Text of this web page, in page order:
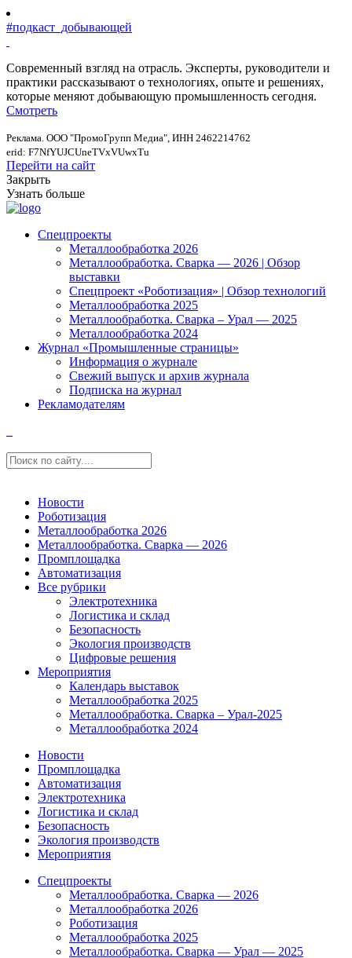
#подкаст_добывающей
Современный взгляд на отрасль. Эксперты, руководители и
практики рассказывают о технологиях, опыте и решениях,
которые меняют добывающую промышленность сегодня.
Смотреть
Реклама. ООО "ПромоГрупп Медиа", ИНН 2462214762
erid: F7NfYUJCUneTVxVUwxTu
Перейти на сайт
Закрыть
Узнать больше
Спецпроекты
Металлообработка 2026
Металлообработка. Сварка — 2026 | Обзор
выставки
Спецпроект «Роботизация» | Обзор технологий
Металлообработка 2025
Металлообработка. Сварка – Урал — 2025
Металлообработка 2024
Журнал «Промышленные страницы»
Информация о журнале
Свежий выпуск и архив журнала
Подписка на журнал
Рекламодателям
Новости
Роботизация
Металлообработка 2026
Металлообработка. Сварка — 2026
Промплощадка
Автоматизация
Все рубрики
Электротехника
Логистика и склад
Безопасность
Экология производств
Цифровые решения
Мероприятия
Календарь выставок
Металлообработка 2025
Металлообработка. Сварка – Урал-2025
Металлообработка 2024
Новости
Промплощадка
Автоматизация
Электротехника
Логистика и склад
Безопасность
Экология производств
Мероприятия
Спецпроекты
Металлообработка. Сварка — 2026
Металлообработка 2026
Роботизация
Металлообработка 2025
Металлообработка. Сварка — Урал — 2025